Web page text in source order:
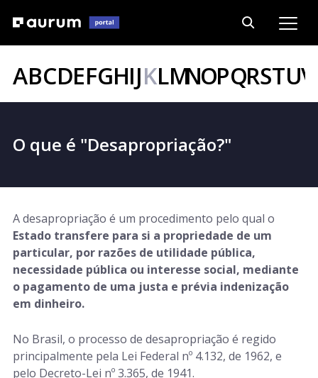
ABCDEFGHIJKLMNOPQRSTUV
O que é "Desapropriação?"
A desapropriação é um procedimento pelo qual o
Estado transfere para si a propriedade de um
particular, por razões de utilidade pública,
necessidade pública ou interesse social, mediante
o pagamento de uma justa e prévia indenização
em dinheiro.
No Brasil, o processo de desapropriação é regido
principalmente pela Lei Federal nº 4.132, de 1962, e
pelo Decreto-Lei nº 3.365, de 1941.